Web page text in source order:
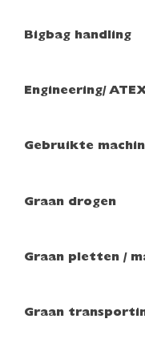
Bigbag handling
Engineering/
Gebruikte
Graan drogen
Graan pletten /
Graan